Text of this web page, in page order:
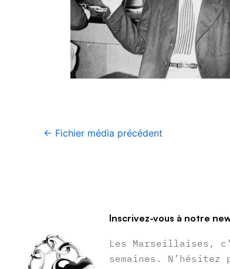
← Fichier média précédent
Inscrivez-vous à notre
Les Marseillaises,
semaines.